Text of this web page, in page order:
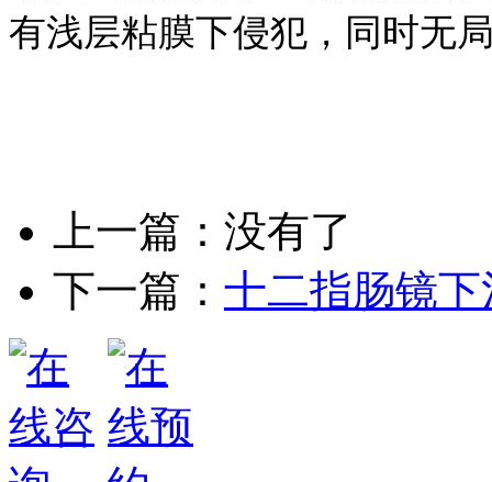
有浅层粘膜下侵犯，同时无
上一篇：没有了
下一篇： 十二指肠镜下